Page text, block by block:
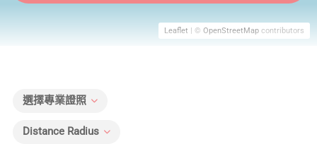
Leaflet | © OpenStreetMap contributors
選擇專業證照
Distance Radius